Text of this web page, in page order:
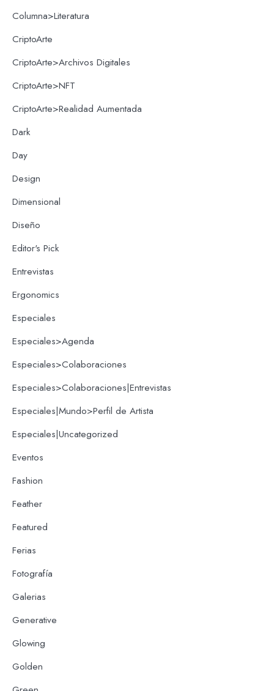
Columna>Literatura
CriptoArte
CriptoArte>Archivos Digitales
CriptoArte>NFT
CriptoArte>Realidad Aumentada
Dark
Day
Design
Dimensional
Diseño
Editor's Pick
Entrevistas
Ergonomics
Especiales
Especiales>Agenda
Especiales>Colaboraciones
Especiales>Colaboraciones|Entrevistas
Especiales|Mundo>Perfil de Artista
Especiales|Uncategorized
Eventos
Fashion
Feather
Featured
Ferias
Fotografía
Galerias
Generative
Glowing
Golden